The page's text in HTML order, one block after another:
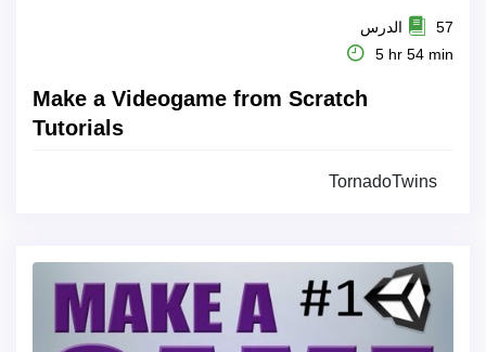
57 الدرس
5 hr 54 min
Make a Videogame from Scratch
Tutorials
TornadoTwins